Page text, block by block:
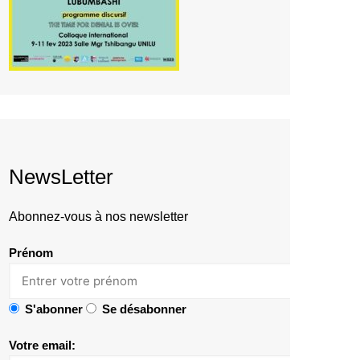
NewsLetter
Abonnez-vous à nos newsletter
Prénom
S'abonner Se désabonner
Votre email: